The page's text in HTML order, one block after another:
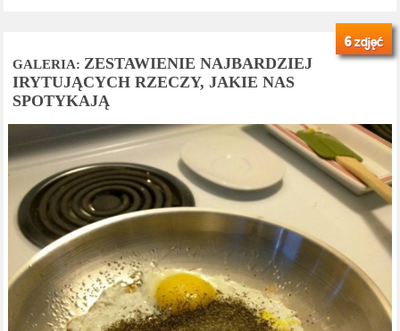
GALERIA: ZESTAWIENIE NAJBARDZIEJ
IRYTUJĄCYCH RZECZY, JAKIE NAS
SPOTYKAJĄ
6zdjęć